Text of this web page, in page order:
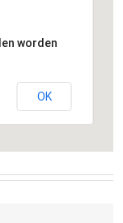
worden
OK